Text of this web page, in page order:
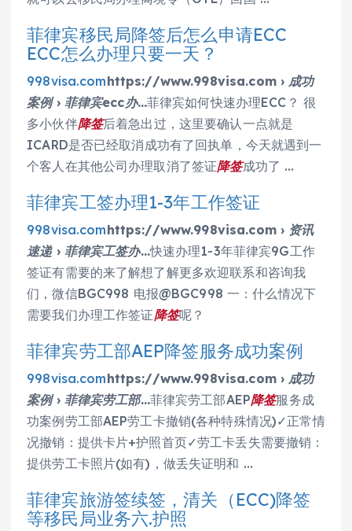
菲律宾移民局降签后怎么申请ECC
ECC怎么办理只要一天？
998visa.comhttps://www.998visa.com › 成功
案例 › 菲律宾ecc办…菲律宾如何快速办理ECC？ 很
多小伙伴降签后着急出过，这里要确认一点就是
ICARD是否已经取消成功有了回执单，今天就遇到一
个客人在其他公司办理取消了签证降签成功了 …
菲律宾工签办理1-3年工作签证
998visa.comhttps://www.998visa.com › 资讯
速递 › 菲律宾工签办…快速办理1-3年菲律宾9G工作
签证有需要的来了解想了解更多欢迎联系和咨询我
们，微信BGC998 电报@BGC998 一：什么情况下
需要我们办理工作签证降签呢？
菲律宾劳工部AEP降签服务成功案例
998visa.comhttps://www.998visa.com › 成功
案例 › 菲律宾劳工部…菲律宾劳工部AEP降签服务成
功案例劳工部AEP劳工卡撤销(各种特殊情况)✓正常情
况撤销：提供卡片+护照首页✓劳工卡丢失需要撤销：
提供劳工卡照片(如有)，做丢失证明和 …
菲律宾旅游签续签，清关（ECC)降签
等移民局业务六.护照